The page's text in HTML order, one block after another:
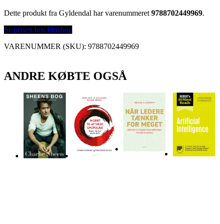
Dette produkt fra Gyldendal har varenummeret 9788702449969.
Se prisen hos Plusbog
VARENUMMER (SKU): 9788702449969
ANDRE KØBTE OGSÅ